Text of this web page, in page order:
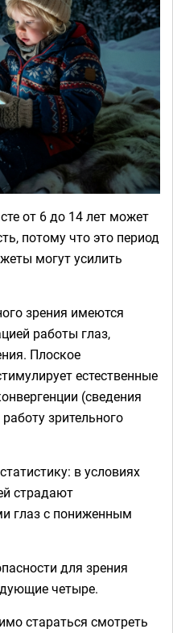
от 6 до 14 лет может
потому что это период
могут усилить
зрения имеются
работы глаз,
Плоское
естественные
(сведения
зрительного
в условиях
страдают
глаз с пониженным
для зрения
четыре.
стараться смотреть